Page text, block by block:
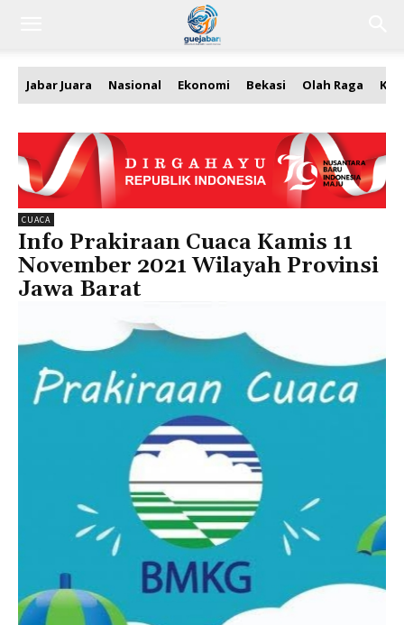
Jabar Juara Nasional Ekonomi Bekasi Olah Raga
CUACA
Info Prakiraan Cuaca Kamis 11
November 2021 Wilayah Provinsi
Jawa Barat